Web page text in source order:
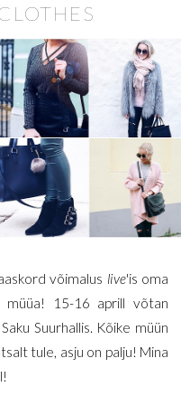
võimalus live'is oma
müüa! 15-16 aprill võtan
Saku Suurhallis. Kõike müün
tule, asju on palju! Mina